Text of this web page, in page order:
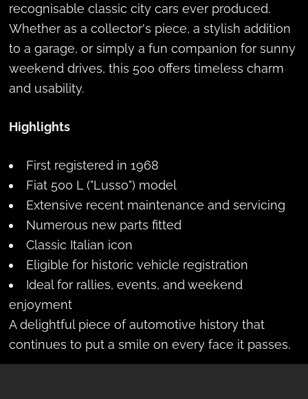
recognisable classic city cars ever produced.
Whether as a collector's piece, a stylish addition
to a garage, or simply a fun companion for sunny
weekend drives, this 500 offers timeless charm
and usability.
Highlights
First registered in 1968
Fiat 500 L ("Lusso") model
Extensive recent maintenance and servicing
Numerous new parts fitted
Classic Italian icon
Eligible for historic vehicle registration
Ideal for rallies, events, and weekend
enjoyment
A delightful piece of automotive history that
continues to put a smile on every face it passes.